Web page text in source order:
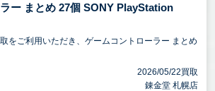
ェアなど、用途に応じて多様な製
モニター・キャプチャーボード・
などの高性能デバイスは市場価値が
ー まとめ 27個 SONY PlayStation
をご利用いただき、ゲームコントローラー まとめ
2026/05/22買取
錬金堂 札幌店